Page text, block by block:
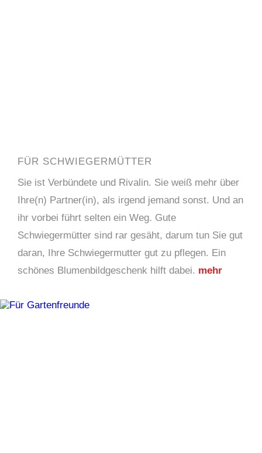
FÜR SCHWIEGERMÜTTER
Sie ist Verbündete und Rivalin. Sie weiß mehr über
Ihre(n) Partner(in), als irgend jemand sonst. Und an
ihr vorbei führt selten ein Weg. Gute
Schwiegermütter sind rar gesäht, darum tun Sie gut
daran, Ihre Schwiegermutter gut zu pflegen. Ein
schönes Blumenbildgeschenk hilft dabei. mehr